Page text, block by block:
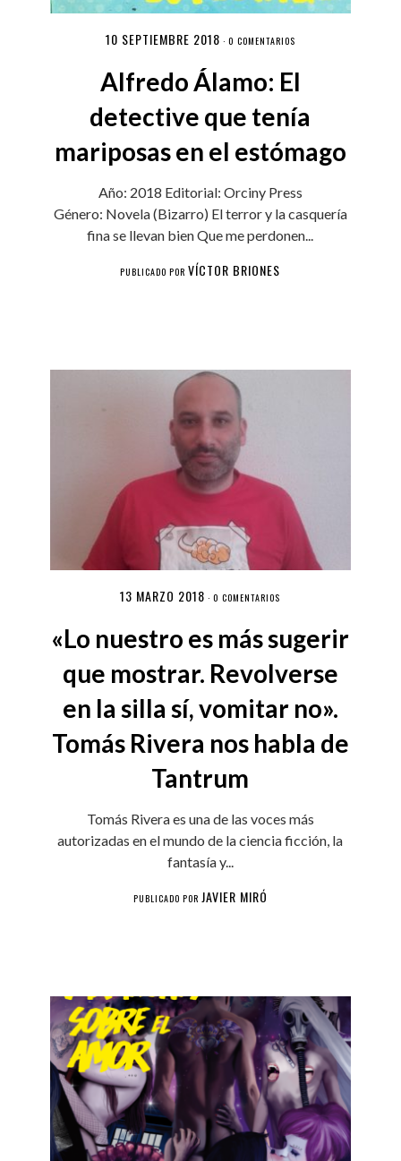
10 SEPTIEMBRE 2018 · 0 COMENTARIOS
Alfredo Álamo: El
detective que tenía
mariposas en el estómago
Año: 2018 Editorial: Orciny Press
Género: Novela (Bizarro) El terror y la casquería
fina se llevan bien Que me perdonen...
PUBLICADO PORVÍCTOR BRIONES
13 MARZO 2018 ·0 COMENTARIOS
«Lo nuestro es más sugerir
que mostrar. Revolverse
en la silla sí, vomitar no».
Tomás Rivera nos habla de
Tantrum
Tomás Rivera es una de las voces más
autorizadas en el mundo de la ciencia ficción, la
fantasía y...
PUBLICADO POR JAVIER MIRÓ